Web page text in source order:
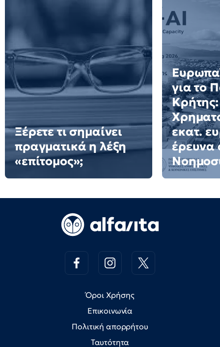
Ξέρετε τι σημαίνει
πραγματικά η λέξη
«επίτομος»;
για το
Κρήτης:
εκατ.
έρευνα
Όροι Χρήσης
Επικοινωνία
Πολιτική απορρήτου
Ταυτότητα